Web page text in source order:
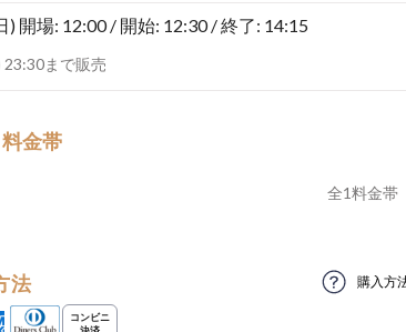
) 開場: 12:00 / 開始: 12:30 / 終了: 14:15
まで販売
金帯
全1料金帯
法 購入方